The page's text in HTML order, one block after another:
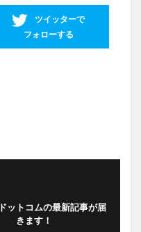
ツイッターで
フォローする
ットコムの最新記事が届
きます！